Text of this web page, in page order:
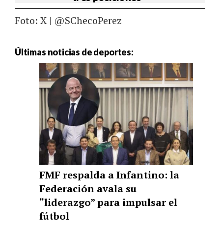
Foto: X | @SChecoPerez
Últimas noticias de deportes:
FMF respalda a Infantino: la
Federación avala su
“liderazgo” para impulsar el
fútbol